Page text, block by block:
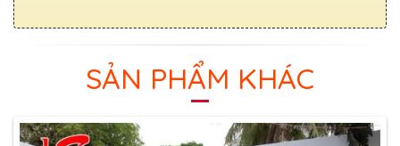
SẢN PHẨM KHÁC